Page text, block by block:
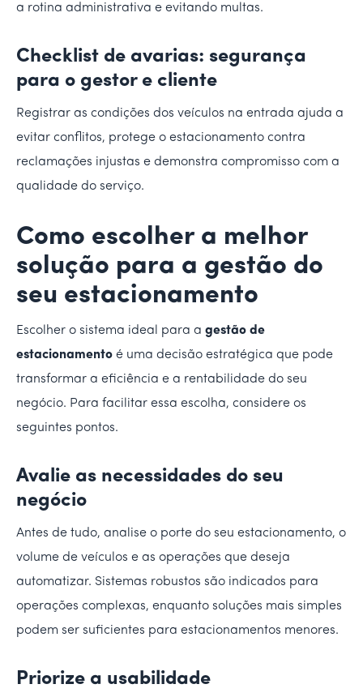
a rotina administrativa e evitando multas.
Checklist de avarias: segurança
para o gestor e cliente
Registrar as condições dos veículos na entrada ajuda a
evitar conflitos, protege o estacionamento contra
reclamações injustas e demonstra compromisso com a
qualidade do serviço.
Como escolher a melhor
solução para a gestão do
seu estacionamento
Escolher o sistema ideal para a gestão de
estacionamento é uma decisão estratégica que pode
transformar a eficiência e a rentabilidade do seu
negócio. Para facilitar essa escolha, considere os
seguintes pontos.
Avalie as necessidades do seu
negócio
Antes de tudo, analise o porte do seu estacionamento, o
volume de veículos e as operações que deseja
automatizar. Sistemas robustos são indicados para
operações complexas, enquanto soluções mais simples
podem ser suficientes para estacionamentos menores.
Priorize a usabilidade